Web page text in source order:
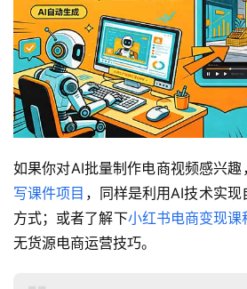
如果你对AI批量制作电商视频感兴趣
写课件项目 ，同样是利用AI技术实
方式；或者了解下小红书电商变现课
无货源电商运营技巧。